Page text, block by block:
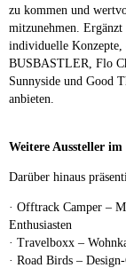
zu kommen und
mitzunehmen. Ergänzt
individuelle Konzepte,
BUSBASTLER, Flo
Sunnyside und Good
anbieten.
Weitere Aussteller
Darüber hinaus
· Offtrack Camper –
Enthusiasten
· Travelboxx –
· Road Birds –